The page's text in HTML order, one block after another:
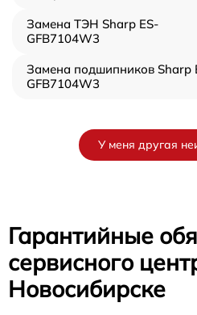
Замена ТЭН Sharp ES-
GFB7104W3
Замена подшипников Sharp
GFB7104W3
У меня другая
Гарантийные
сервисного
Новосибирске